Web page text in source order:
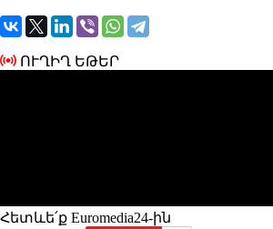
ՈՒՂԻՂ ԵԹԵՐ
Հետևե՛ք Euromedia24-ին